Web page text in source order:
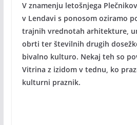
V znamenju letošnjega
v Lendavi s ponosom oziramo
trajnih vrednotah arhitekture,
obrti ter številnih drugih
bivalno kulturo. Nekaj teh so
Vitrina z izidom v tednu, ko
kulturni praznik.